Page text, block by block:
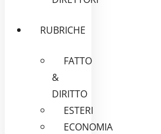
RUBRICHE
FATTO
&
DIRITTO
ESTERI
ECONOMIA